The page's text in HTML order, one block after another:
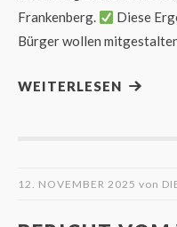
Frankenberg.
Diese
Bürger wollen
WEITERLESEN
12. NOVEMBER 2025 von